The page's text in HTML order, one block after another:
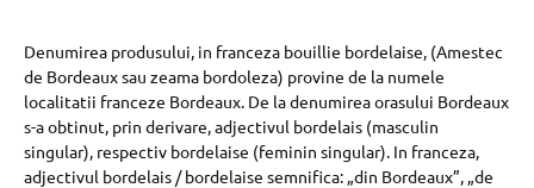
Denumirea produsului, in franceza bouillie bordelaise, (Amestec
de Bordeaux sau zeama bordoleza) provine de la numele
localitatii franceze Bordeaux. De la denumirea orasului Bordeaux
s-a obtinut, prin derivare, adjectivul bordelais (masculin
singular), respectiv bordelaise (feminin singular). In franceza,
adjectivul bordelais / bordelaise semnifica: „din Bordeaux”, „de